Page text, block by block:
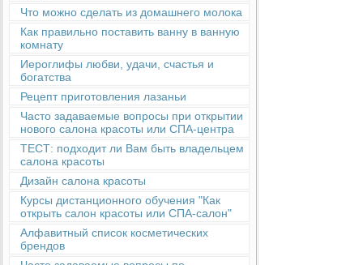
Что можно сделать из домашнего молока
Как правильно поставить ванну в ванную
комнату
Иероглифы любви, удачи, счастья и
богатства
Рецепт приготовления лазаньи
Часто задаваемые вопросы при открытии
нового салона красоты или СПА-центра
ТЕСТ: подходит ли Вам быть владельцем
салона красоты
Дизайн салона красоты
Курсы дистанционного обучения "Как
открыть салон красоты или СПА-салон"
Алфавитный список косметических
брендов